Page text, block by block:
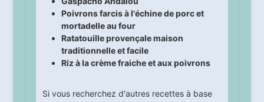
Poivrons farcis à l'échine de porc et
mortadelle au four
Ratatouille provençale maison
traditionnelle et facile
Riz à la crème fraiche et aux poivrons
Si vous recherchez d'autres recettes à base